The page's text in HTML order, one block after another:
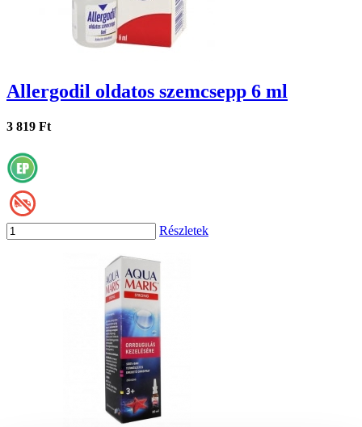
Allergodil oldatos szemcsepp 6 ml
3 819 Ft
Részletek